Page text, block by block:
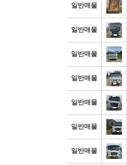
일반매물
일반매물
일반매물
일반매물
일반매물
일반매물
일반매물